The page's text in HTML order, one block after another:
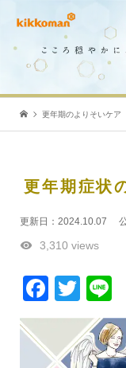
更年期のよりそいケア
更年期症状
更新日： 2024.10.07 公
3,310 views